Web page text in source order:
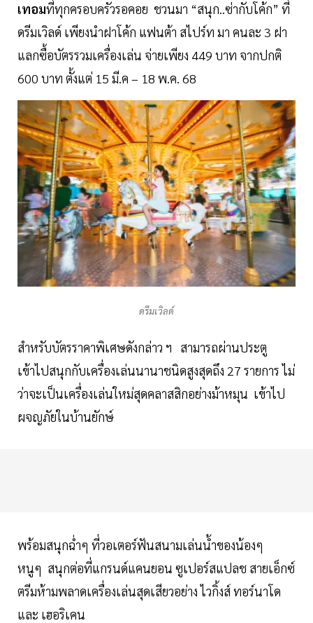
เทอมที่ทุกครอบครัวรอคอย ชวนมา “สนุก..ซ่ากับโค้ก” ที่
ดรีมเวิลด์ เพียงนำฝาโค้ก แฟนต้า สไปร์ท มา คนละ 3 ฝา
แลกซื้อบัตรรวมเครื่องเล่น จ่ายเพียง 449 บาท จากปกติ
600 บาท ตั้งแต่ 15 มี.ค – 18 พ.ค. 68
ดรีมเวิลด์
สำหรับบัตรราคาพิเศษดังกล่าว ฯ สามารถผ่านประตู
เข้าไปสนุกกับเครื่องเล่นนานาชนิดสูงสุดถึง 27 รายการ ไม่
ว่าจะเป็นเครื่องเล่นใหม่สุดคลาสสิกอย่างม้าหมุน เข้าไป
ผจญภัยในบ้านยักษ์
พร้อมสนุกฉ่ำๆ ที่วอเตอร์ฟันสนามเล่นน้ำของน้องๆ
หนูๆ สนุกต่อที่แกรนด์แคนยอน ซูเปอร์สแปลช สายเอ็กซ์
ตรีมห้ามพลาดเครื่องเล่นสุดเสียวอย่าง ไวกิ้งส์ ทอร์นาโด
และ เฮอริเคน